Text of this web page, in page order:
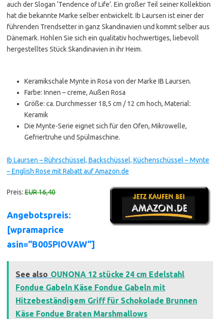
auch der Slogan ‘Tendence of Life’. Ein großer Teil seiner Kollektion
hat die bekannte Marke selber entwickelt. Ib Laursen ist einer der
führenden Trendsetter in ganz Skandinavien und kommt selber aus
Dänemark. Hohlen Sie sich ein qualitativ hochwertiges, liebevoll
hergestelltes Stück Skandinavien in ihr Heim.
Keramikschale Mynte in Rosa von der Marke IB Laursen.
Farbe: Innen – creme, Außen Rosa
Größe: ca. Durchmesser 18,5 cm / 12 cm hoch, Material:
Keramik
Die Mynte-Serie eignet sich für den Ofen, Mikrowelle,
Gefriertruhe und Spülmaschine.
Ib Laursen – Rührschüssel, Backschüssel, Küchenschüssel – Mynte
– English Rose mit Rabatt auf Amazon.de
Preis: EUR 16,40
Angebotspreis:
[wpramaprice
asin=”B005PIOVAW”]
See also OUNONA 12 stücke 24 cm Edelstahl
Fondue Gabeln Käse Fondue Gabeln mit
Hitzebeständigem Griff für Schokolade Brunnen
Käse Fondue Braten Marshmallows